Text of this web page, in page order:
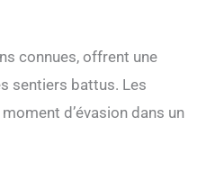
connues, offrent une
sentiers battus. Les
d’évasion dans un